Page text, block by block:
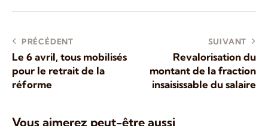
PRÉCÉDENT
Le 6 avril, tous mobilisés
pour le retrait de la
réforme
SUIVANT
Revalorisation du
montant de la fraction
insaisissable du salaire
Vous aimerez peut-être aussi